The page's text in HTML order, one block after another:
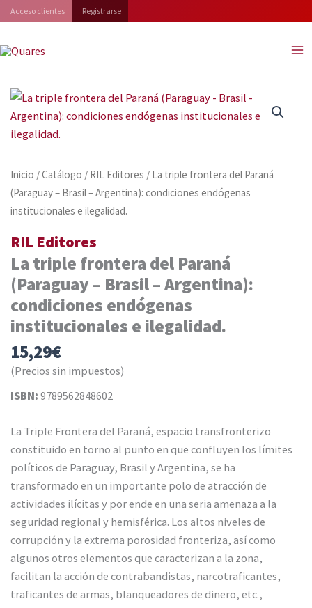
al
contenido
Acceso clientes Registrarse
Inicio /Catálogo / RIL Editores / La triple frontera del Paraná
(Paraguay – Brasil – Argentina): condiciones endógenas
institucionales e ilegalidad.
RIL Editores
La triple frontera del Paraná
(Paraguay – Brasil – Argentina):
condiciones endógenas
institucionales e ilegalidad.
15,29€
(Precios sin impuestos)
ISBN: 9789562848602
La Triple Frontera del Paraná, espacio transfronterizo
constituido en torno al punto en que confluyen los límites
políticos de Paraguay, Brasil y Argentina, se ha
transformado en un importante polo de atracción de
actividades ilícitas y por ende en una seria amenaza a la
seguridad regional y hemisférica. Los altos niveles de
corrupción y la extrema porosidad fronteriza, así como
algunos otros elementos que caracterizan a la zona,
facilitan la acción de contrabandistas, narcotraficantes,
traficantes de armas, blanqueadores de dinero, etc.,